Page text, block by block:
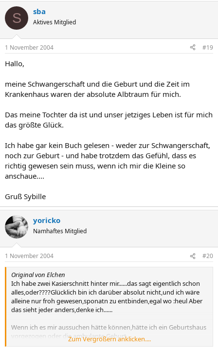
S sba
Aktives Mitglied
1 November 2004 #19
Hallo,
meine Schwangerschaft und die Geburt und die Zeit im
Krankenhaus waren der absolute Albtraum für mich.
Das meine Tochter da ist und unser jetziges Leben ist für mich
das größte Glück.
Ich habe gar kein Buch gelesen - weder zur Schwangerschaft,
noch zur Geburt - und habe trotzdem das Gefühl, dass es
richtig gewesen sein muss, wenn ich mir die Kleine so
anschaue....
Gruß Sybille
yoricko
Namhaftes Mitglied
1 November 2004 #20
Original von Elchen
Ich habe zwei Kasierschnitt hinter mir......das sagt eigentlich schon
alles,oder????Glücklich bin ich darüber absolut nicht,und ich wäre
alleine nur froh gewesen,sponatn zu entbinden,egal wo :heul Aber
das sieht jeder anders,denke ich......
Wenn ich es mir aussuchen hätte können,hätte ich ein Geburtshaus
vorgezogen oder die ambulante Geburt...
Zum Vergrößern anklicken....